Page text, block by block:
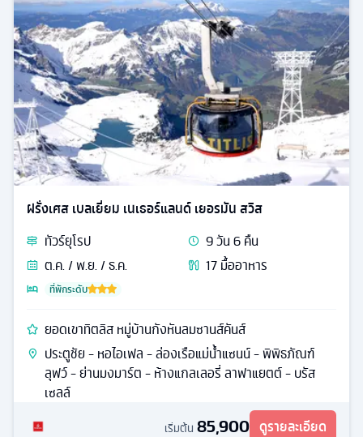
ฝรั่งเศส เบลเยี่ยม เนเธอร์แลนด์ เยอรมัน สวิส
ทัวร์ยุโรป 9วัน6คืน
ต.ค. / พ.ย. / ธ.ค.
17มื้ออาหาร
ที่พักระดับ
ยอดเขาทิตลิส หมู่บ้านกังหันลมซานส์คันส์
ประตูชัย - หอไอเฟล - ล่องเรือแม่น้ำแซนน์ - พิพิธภัณฑ์
ลุฟว์ - ย่านมงมาร์ต - ห้างแกลเลอรี่ ลาฟาแยตต์ - บรัส
เซลล์
เริ่มต้น 85,900 ดูรายละเอียด